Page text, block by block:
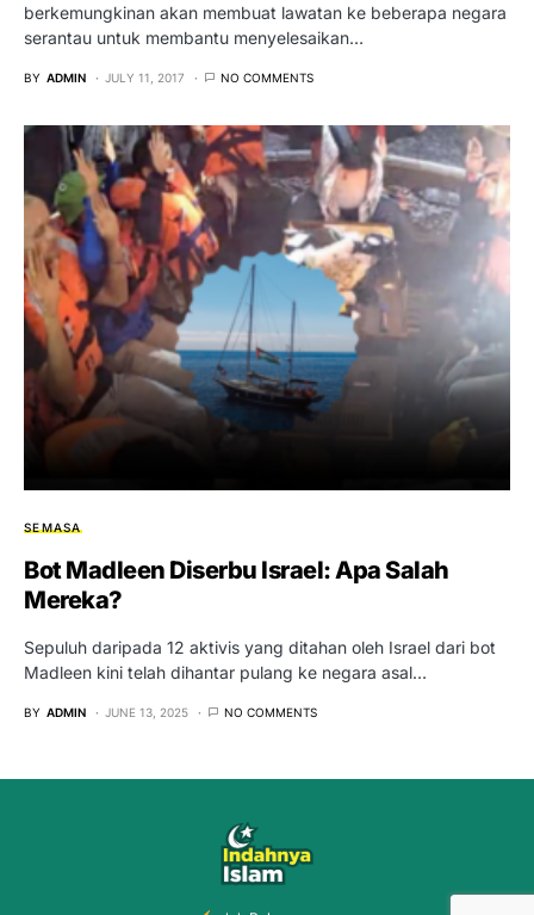
berkemungkinan akan membuat lawatan ke beberapa negara
serantau untuk membantu menyelesaikan…
BY ADMIN JULY 11, 2017 NO COMMENTS
SEMASA
Bot Madleen Diserbu Israel: Apa Salah
Mereka?
Sepuluh daripada 12 aktivis yang ditahan oleh Israel dari bot
Madleen kini telah dihantar pulang ke negara asal…
BY ADMIN JUNE 13, 2025 NO COMMENTS